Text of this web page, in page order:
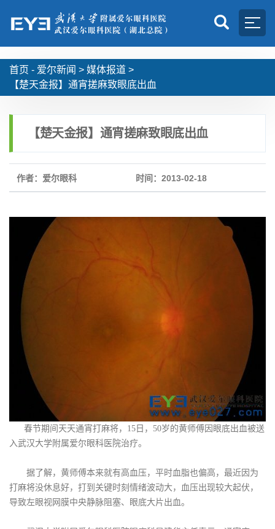
首页 - 爱尔新闻 > 媒体报道 >
【楚天金报】通宵搓麻致眼底出血
【楚天金报】通宵搓麻致眼底出血
作者：爱尔眼科 时间：2013-02-18
春节期间天天通宵打麻将，15日，50岁的黄师傅因眼底出血被送
入武汉大学附属爱尔眼科医院治疗。
据了解，黄师傅本来就有高血压，平时血脂也偏高，最近因为
打麻将没休息好，打到关键时刻情绪波动大，血压出现较大起伏，
导致左眼视网膜中央静脉阻塞、眼底大片出血。